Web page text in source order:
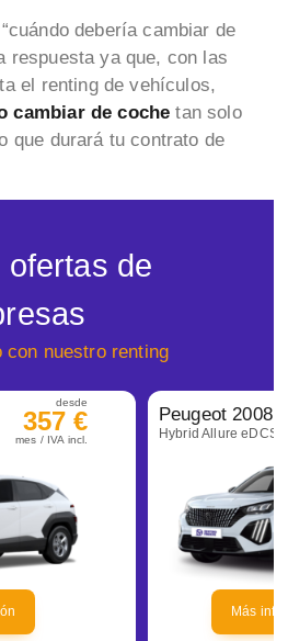
debería cambiar de
respuesta ya que, con las
el renting de vehículos,
cambiar de coche tan solo
que durará tu contrato de
ofertas de
con nuestro renting
desde
357 €
mes / IVA incl.
Peugeot 2008
Hybrid Allure eDCS6
Más